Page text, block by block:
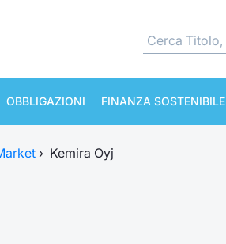
OBBLIGAZIONI FINANZA SOSTENIBILE
› Kemira Oyj